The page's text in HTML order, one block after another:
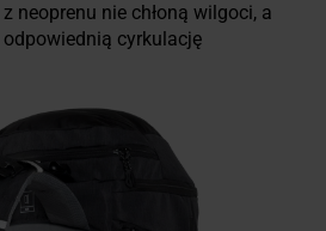
neoprenu nie chłoną wilgoci, a
cyrkulację